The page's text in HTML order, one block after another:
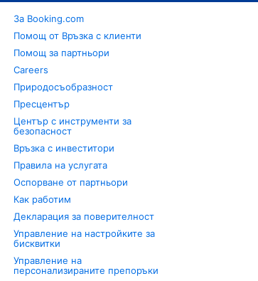
За Booking.com
Помощ от Връзка с клиенти
Помощ за партньори
Careers
Природосъобразност
Пресцентър
Център с инструменти за
безопасност
Връзка с инвеститори
Правила на услугата
Оспорване от партньори
Как работим
Декларация за поверителност
Управление на настройките за
бисквитки
Управление на
персонализираните препоръки